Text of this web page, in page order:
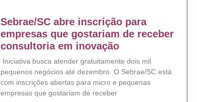
Sebrae/SC abre inscrição para
empresas que gostariam de receber
consultoria em inovação
Iniciativa busca atender gratuitamente dois mil
pequenos negócios até dezembro O Sebrae/SC está
com inscrições abertas para micro e pequenas
empresas que gostariam de receber